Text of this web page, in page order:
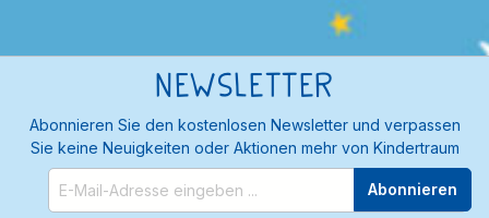
Newsletter
Abonnieren Sie den kostenlosen Newsletter und verpassen
Sie keine Neuigkeiten oder Aktionen mehr von Kindertraum
Abonnieren